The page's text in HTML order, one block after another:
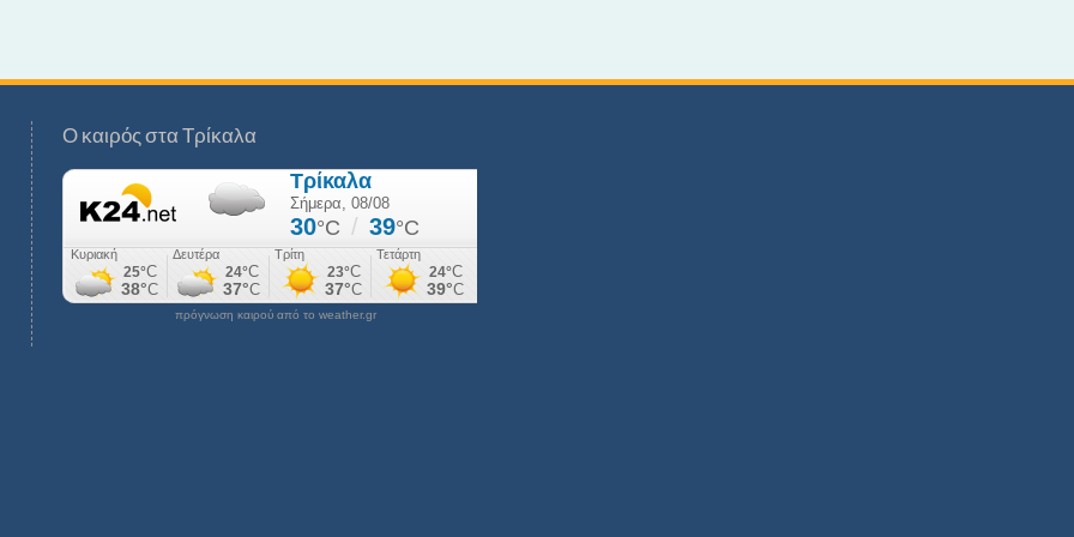
Ο καιρός στα Τρίκαλα
πρόγνωση καιρού από το weather.gr